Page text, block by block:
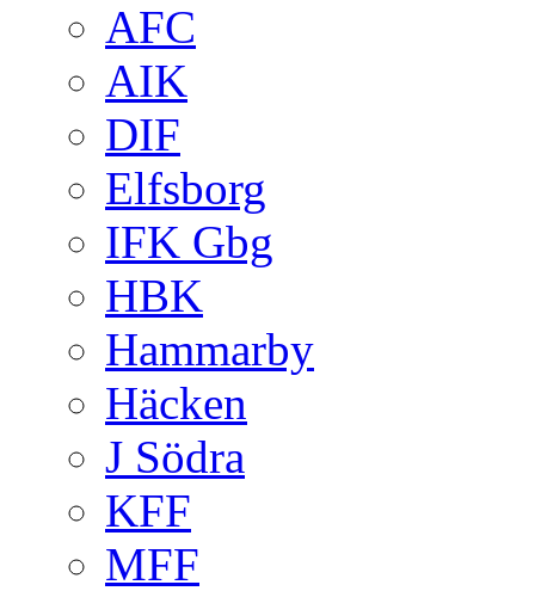
AFC
AIK
DIF
Elfsborg
IFK Gbg
HBK
Hammarby
Häcken
J Södra
KFF
MFF